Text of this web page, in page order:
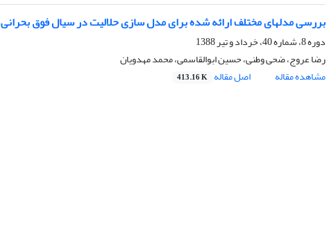
بررسی مدلهای مختلف ارائه شده برای مدل سازی حلالیت در سیال فوق بحرانی
دوره 8، شماره 40، خرداد و تیر 1388
رضا عروج، ضحی وطنی، حسین ابوالقاسمی، محمد مهدویان
مشاهده مقاله
اصل مقاله 413.16 K